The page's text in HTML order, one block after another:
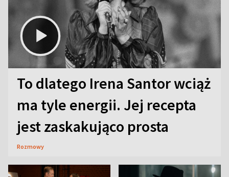
To dlatego Irena Santor wciąż
ma tyle energii. Jej recepta
jest zaskakująco prosta
Rozmowy